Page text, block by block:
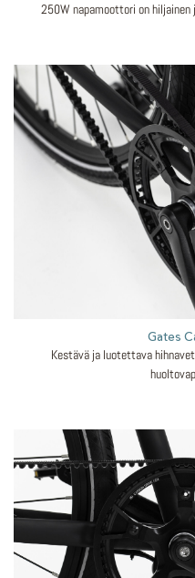
250W napamoottori on
Gates
Kestävä ja luotettava